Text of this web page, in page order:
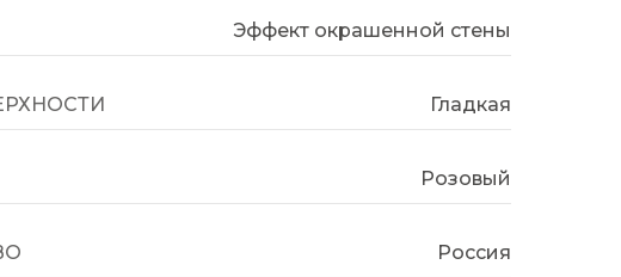
Эффект окрашенной стены
Гладкая
Розовый
Россия